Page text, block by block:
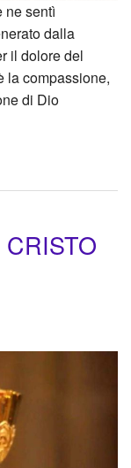
ne sentì
dalla
il dolore del
la compassione,
di Dio